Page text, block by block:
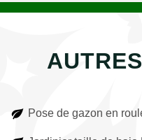
Pose de gazon en